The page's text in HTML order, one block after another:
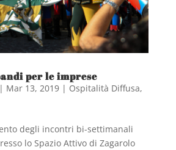
per le imprese
Mar 13, 2019| Ospitalità Diffusa,
degli incontri bi-settimanali
lo Spazio Attivo di Zagarolo